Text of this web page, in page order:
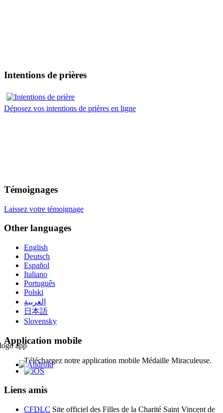
Intentions de prières
Déposez vos intentions de prières en ligne
Témoignages
Laissez votre témoignage
Other languages
English
Deutsch
Español
Italiano
Português
Polski
العربية
日本語
Slovensky
Application mobile
Téléchargez notre application mobile Médaille Miraculeuse.
Liens amis
CFDLC Site officiel des Filles de la Charité Saint Vincent de